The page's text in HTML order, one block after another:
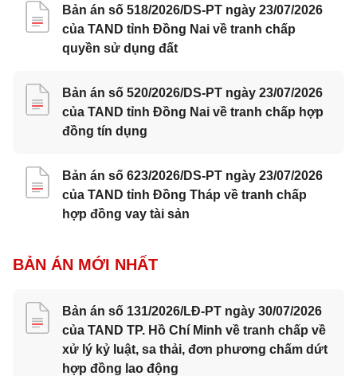
Bản án số 518/2026/DS-PT ngày 23/07/2026
của TAND tỉnh Đồng Nai về tranh chấp
quyền sử dụng đất
Bản án số 520/2026/DS-PT ngày 23/07/2026
của TAND tỉnh Đồng Nai về tranh chấp hợp
đồng tín dụng
Bản án số 623/2026/DS-PT ngày 23/07/2026
của TAND tỉnh Đồng Tháp về tranh chấp
hợp đồng vay tài sản
BẢN ÁN MỚI NHẤT
Bản án số 131/2026/LĐ-PT ngày 30/07/2026
của TAND TP. Hồ Chí Minh về tranh chấp về
xử lý kỷ luật, sa thải, đơn phương chấm dứt
hợp đồng lao động